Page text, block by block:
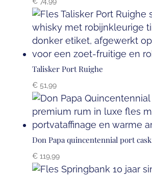
Talisker Port Ruighe
€51,99
Don Papa quincentennial port cask
€119,99